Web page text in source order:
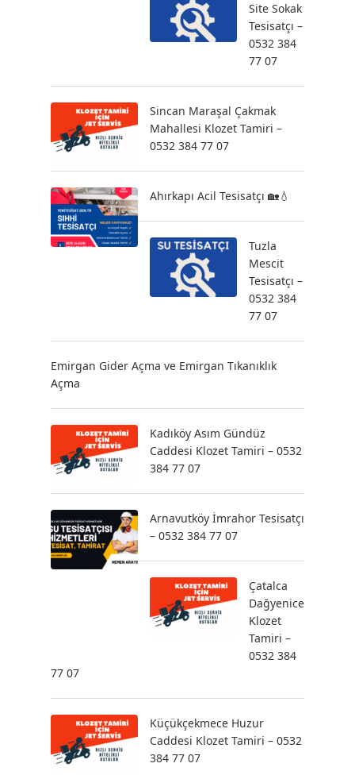
Site Sokak
Tesisatçı –
0532 384
77 07
Sincan Maraşal Çakmak
Mahallesi Klozet Tamiri –
0532 384 77 07
Ahırkapı Acil Tesisatçı 🏡💧
Tuzla
Mescit
Tesisatçı –
0532 384
77 07
Emirgan Gider Açma ve Emirgan Tıkanıklık
Açma
Kadıköy Asım Gündüz
Caddesi Klozet Tamiri – 0532
384 77 07
Arnavutköy İmrahor Tesisatçı
– 0532 384 77 07
Çatalca
Dağyenice
Klozet
Tamiri –
0532 384
77 07
Küçükçekmece Huzur
Caddesi Klozet Tamiri – 0532
384 77 07